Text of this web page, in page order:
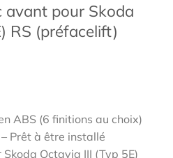
avant pour Skoda
RS (préfacelift)
ABS (6 finitions au choix)
Prêt à être installé
Octavia III (Typ 5E)